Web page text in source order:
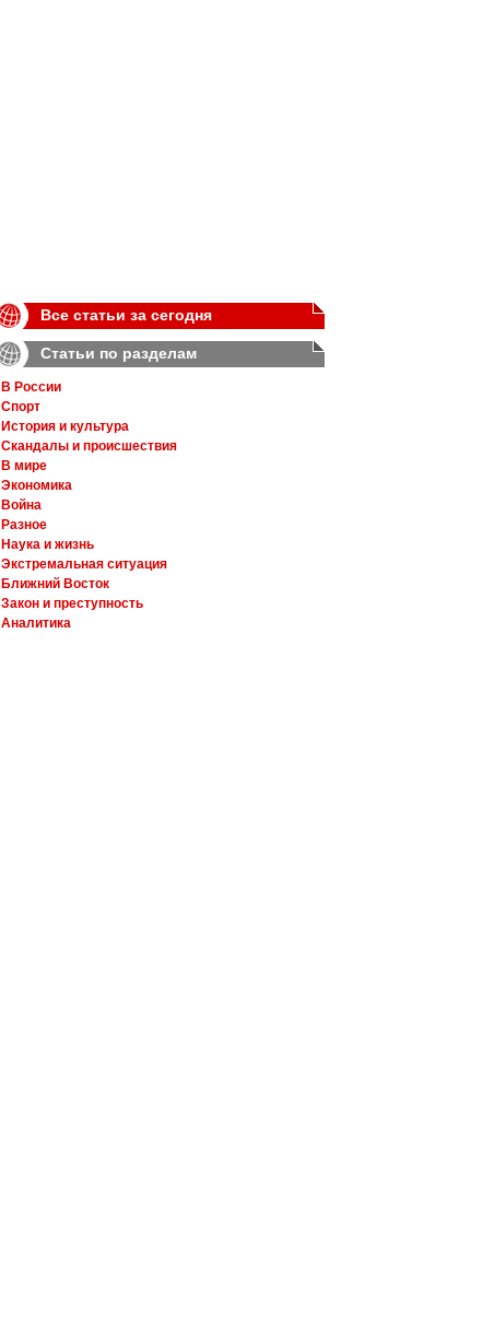
Все статьи за сегодня
Статьи по разделам
В России
Спорт
История и культура
Скандалы и происшествия
В мире
Экономика
Война
Разное
Наука и жизнь
Экстремальная ситуация
Ближний Восток
Закон и преступность
Аналитика